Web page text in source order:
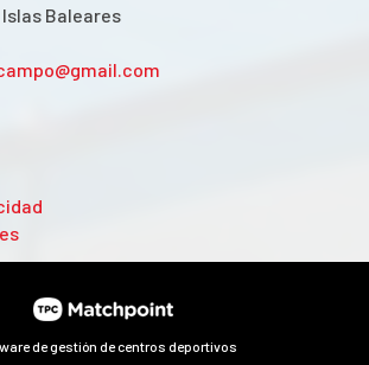
Baleares
de gestión de centros deportivos